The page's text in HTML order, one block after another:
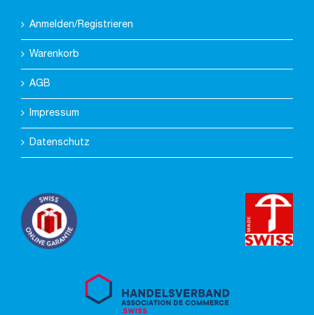
Anmelden/Registrieren
Warenkorb
AGB
Impressum
Datenschutz